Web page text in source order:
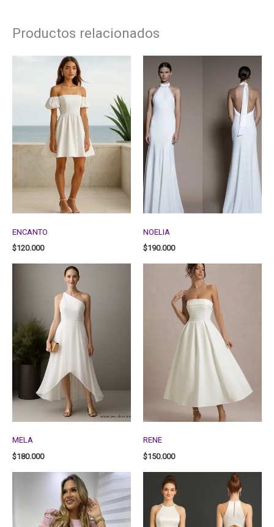
Productos relacionados
ENCANTO
$120.000
NOELIA
$190.000
MELA
$180.000
RENE
$150.000